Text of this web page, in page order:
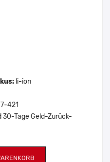
li-ion
421
30-Tage Geld-Zurück-